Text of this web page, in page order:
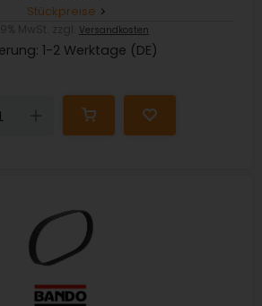
Stückpreise
Versandkosten
1-2 Werktage (DE)